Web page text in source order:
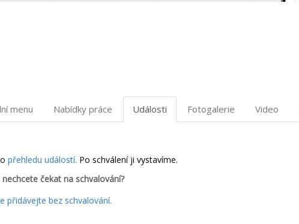
menu Nabídky práce Události Fotogalerie Video
přehledu událostí. Po schválení ji vystavíme.
čekat na schvalování?
přidávejte bez schvalování.